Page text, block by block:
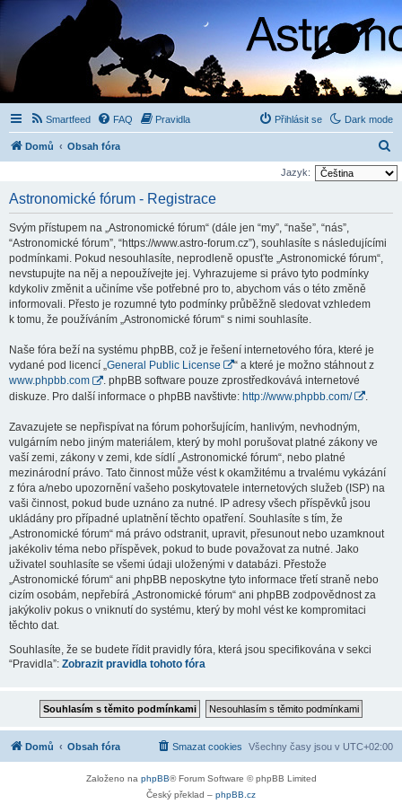
Dark mode
Smartfeed FAQ Pravidla Přihlásit se
Domů Obsah fóra
l
Jazyk:
Astronomické fórum - Registrace
Svým přístupem na „Astronomické fórum“ (dále jen “my”, “naše”, “nás”,
“Astronomické fórum”, “https://www.astro-forum.cz”), souhlasíte s následujícími
podmínkami. Pokud nesouhlasíte, neprodleně opusťte „Astronomické fórum“,
nevstupujte na něj a nepoužívejte jej. Vyhrazujeme si právo tyto podmínky
kdykoliv změnit a učiníme vše potřebné pro to, abychom vás o této změně
informovali. Přesto je rozumné tyto podmínky průběžně sledovat vzhledem
k tomu, že používáním „Astronomické fórum“ s nimi souhlasíte.
Naše fóra beží na systému phpBB, což je řešení internetového fóra, které je
vydané pod licencí „General Public License
“ a které je možno stáhnout z
www.phpbb.com
. phpBB software pouze zprostředkovává internetové
diskuze. Pro další informace o phpBB navštivte: http://www.phpbb.com/
Zavazujete se nepřispívat na fórum pohoršujícím, hanlivým, nevhodným,
vulgárním nebo jiným materiálem, který by mohl porušovat platné zákony ve
vaší zemi, zákony v zemi, kde sídlí „Astronomické fórum“, nebo platné
mezinárodní právo. Tato činnost může vést k okamžitému a trvalému vykázání
z fóra a/nebo upozornění vašeho poskytovatele internetových služeb (ISP) na
vaši činnost, pokud bude uznáno za nutné. IP adresy všech příspěvků jsou
ukládány pro případné uplatnění těchto opatření. Souhlasíte s tím, že
„Astronomické fórum“ má právo odstranit, upravit, přesunout nebo uzamknout
jakékoliv téma nebo příspěvek, pokud to bude považovat za nutné. Jako
uživatel souhlasíte se všemi údaji uloženými v databázi. Přestože
„Astronomické fórum“ ani phpBB neposkytne tyto informace třetí straně nebo
cizím osobám, nepřebírá „Astronomické fórum“ ani phpBB zodpovědnost za
jakýkoliv pokus o vniknutí do systému, který by mohl vést ke kompromitaci
těchto dat.
Souhlasíte, že se budete řídit pravidly fóra, která jsou specifikována v sekci
“Pravidla”: Zobrazit pravidla tohoto fóra
Domů Obsah fóra Všechny časy jsou v UTC+02:00
Smazat cookies
Založeno na phpBB® Forum Software © phpBB Limited
Český překlad – phpBB.cz